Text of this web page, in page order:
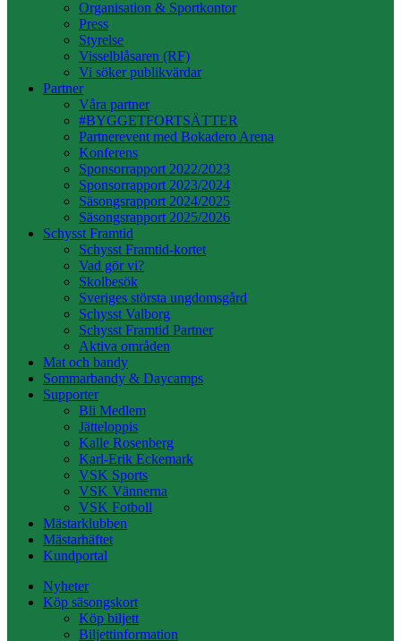
Organisation & Sportkontor
Press
Styrelse
Visselblåsaren (RF)
Vi söker publikvärdar
Partner
Våra partner
#BYGGETFORTSÄTTER
Partnerevent med Bokadero Arena
Konferens
Sponsorrapport 2022/2023
Sponsorrapport 2023/2024
Säsongsrapport 2024/2025
Säsongsrapport 2025/2026
Schysst Framtid
Schysst Framtid-kortet
Vad gör vi?
Skolbesök
Sveriges största ungdomsgård
Schysst Valborg
Schysst Framtid Partner
Aktiva områden
Mat och bandy
Sommarbandy & Daycamps
Supporter
Bli Medlem
Jätteloppis
Kalle Rosenberg
Karl-Erik Eckemark
VSK Sports
VSK Vännerna
VSK Fotboll
Mästarklubben
Mästarhäftet
Kundportal
Nyheter
Köp säsongskort
Köp biljett
Biljettinformation